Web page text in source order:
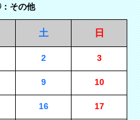
：その他
土 日
2 3
9 10
16 17